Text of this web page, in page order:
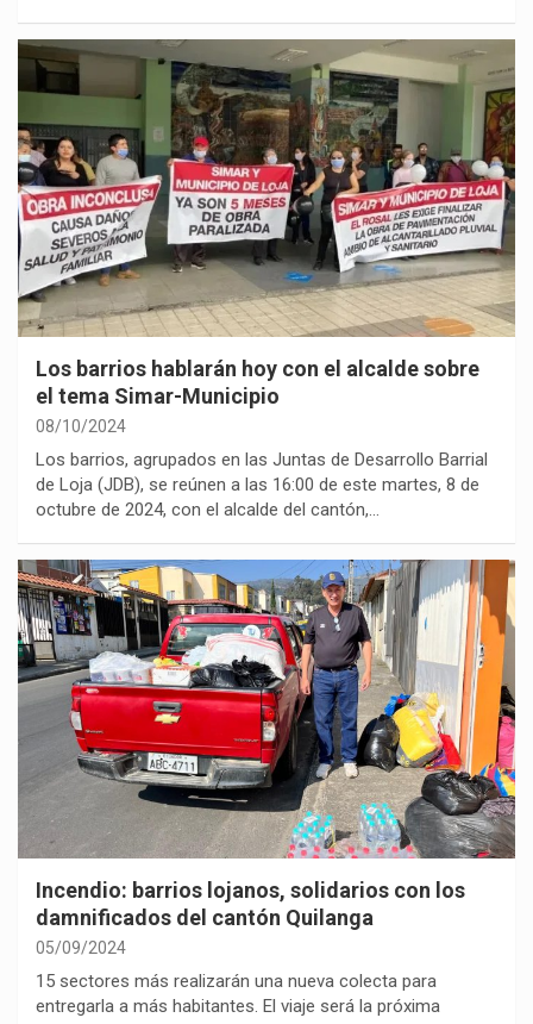
Los barrios hablarán hoy con el alcalde sobre
el tema Simar-Municipio
08/10/2024
Los barrios, agrupados en las Juntas de Desarrollo Barrial
de Loja (JDB), se reúnen a las 16:00 de este martes, 8 de
octubre de 2024, con el alcalde del cantón,…
Incendio: barrios lojanos, solidarios con los
damnificados del cantón Quilanga
05/09/2024
15 sectores más realizarán una nueva colecta para
entregarla a más habitantes. El viaje será la próxima